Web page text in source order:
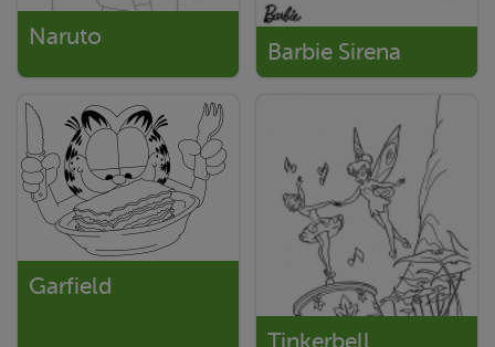
Naruto
Barbie Sirena
Garfield
Tinkerbell